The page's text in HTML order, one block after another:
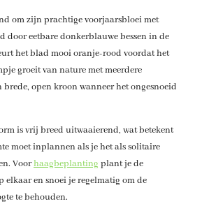
om zijn prachtige voorjaarsbloei met
door eetbare donkerblauwe bessen in de
het blad mooi oranje-rood voordat het
groeit van nature met meerdere
brede, open kroon wanneer het ongesnoeid
is vrij breed uitwaaierend, wat betekent
moet inplannen als je het als solitaire
Voorhaagbeplanting plant je de
elkaar en snoei je regelmatig om de
te behouden.